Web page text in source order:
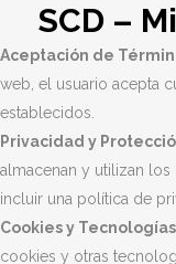
SCD –
Aceptación de
web, el usuario acepta
establecidos.
Privacidad y
almacenan y utilizan
incluir una política de
Cookies y
cookies y otras